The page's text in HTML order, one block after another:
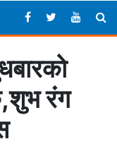
रंग